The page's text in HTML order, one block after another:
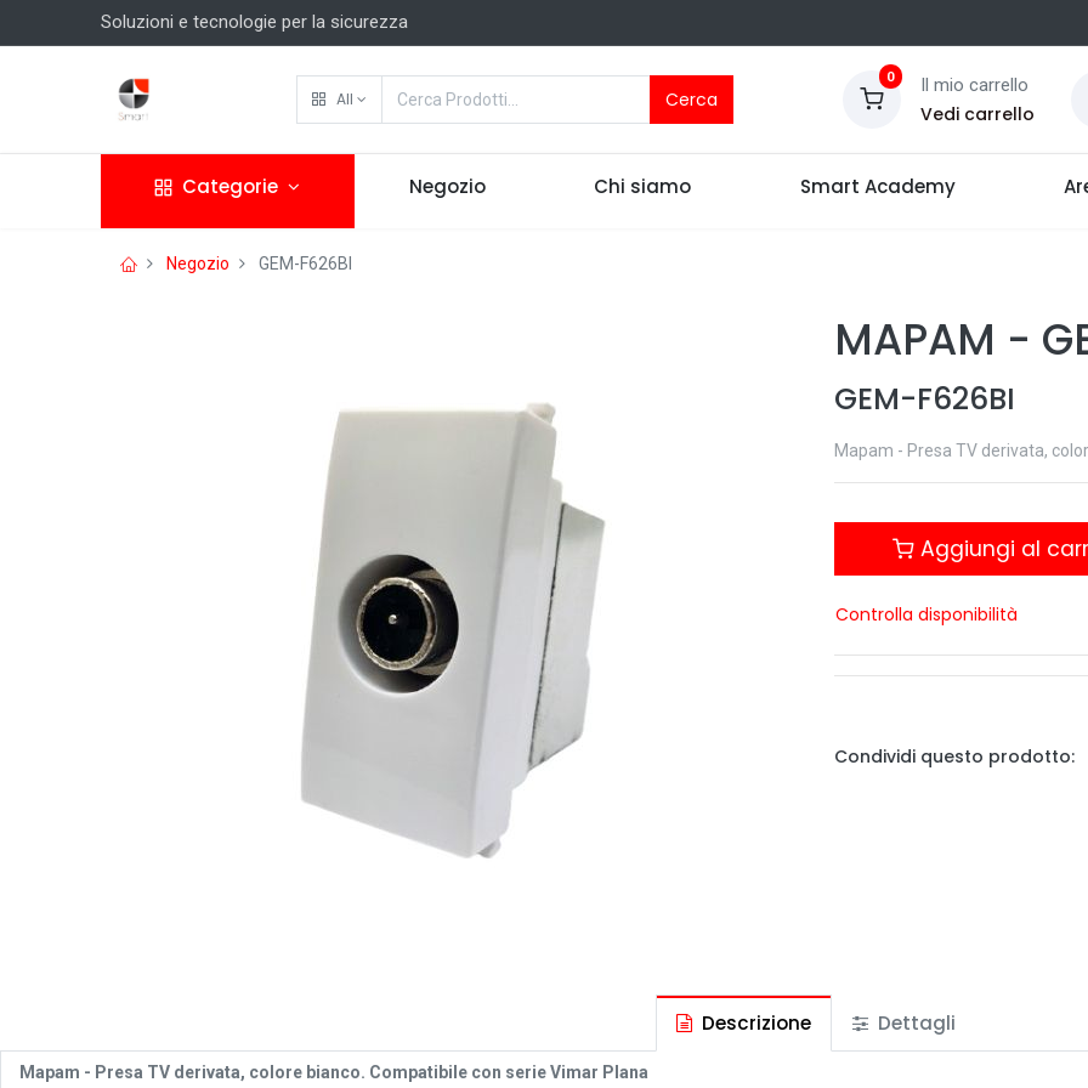
Soluzioni e tecnologie per la sicurezza
All Cerca
0 Il mio carrello
Vedi carrello
Categorie Negozio Chi siamo Smart Academy
Negozio GEM-F626BI
MAPAM -
GEM-F626BI
Mapam - Presa TV derivata,
Aggiungi al
Controlla disponibilità
Condividi questo prodotto:
Descrizione Dettagli
Mapam - Presa TV derivata, colore bianco. Compatibile con serie Vimar Plana